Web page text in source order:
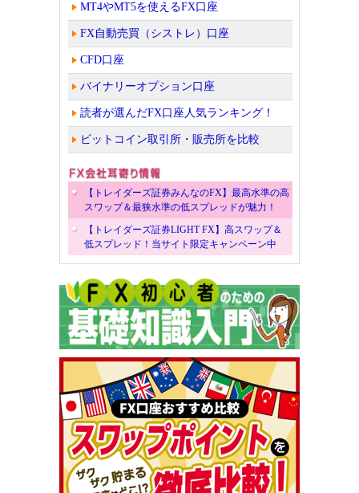
MT4やMT5を使えるFX口座
FX自動売買（シストレ）口座
CFD口座
バイナリーオプション口座
読者が選んだFX口座人気ランキング！
ビットコイン取引所・販売所を比較
【トレイダーズ証券みんなのFX】最高水準の高
スワップ＆最狭水準の低スプレッドが魅力！
【トレイダーズ証券LIGHT FX】高スワップ＆
低スプレッド！当サイト限定キャンペーン中